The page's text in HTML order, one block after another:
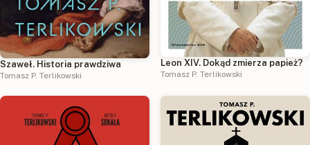
Szaweł. Historia prawdziwa
Tomasz P. Terlikowski
Leon XIV. Dokąd zmierza papież?
Tomasz P. Terlikowski